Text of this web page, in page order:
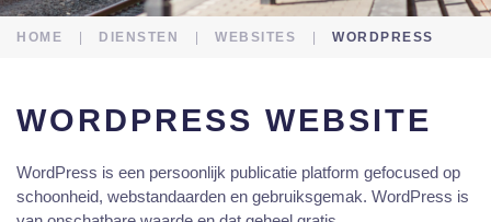
HOME DIENSTEN WEBSITES WORDPRESS
WORDPRESS WEBSITE
WordPress is een persoonlijk publicatie platform gefocused op
schoonheid, webstandaarden en gebruiksgemak. WordPress is